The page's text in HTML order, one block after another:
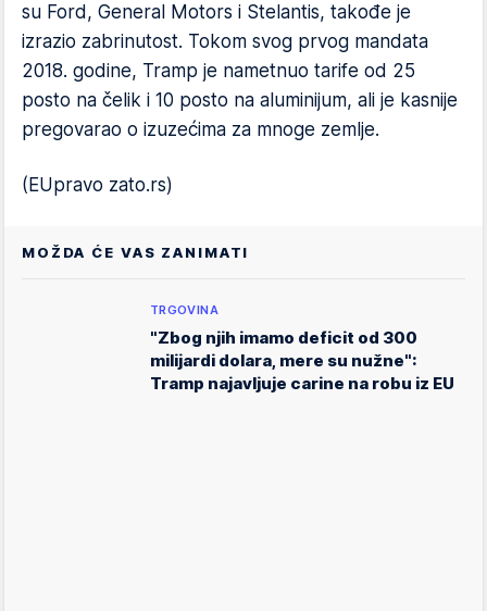
su Ford, General Motors i Stelantis, takođe je
izrazio zabrinutost. Tokom svog prvog mandata
2018. godine, Tramp je nametnuo tarife od 25
posto na čelik i 10 posto na aluminijum, ali je kasnije
pregovarao o izuzećima za mnoge zemlje.
(EUpravo zato.rs)
MOŽDA ĆE VAS ZANIMATI
TRGOVINA
"Zbog njih imamo deficit od 300
milijardi dolara, mere su nužne":
Tramp najavljuje carine na robu iz EU